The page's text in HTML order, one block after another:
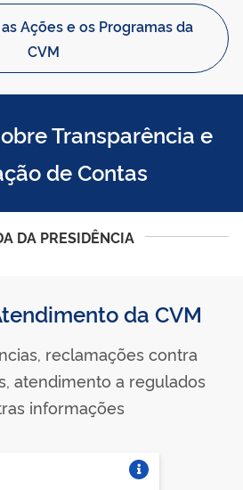
Ações e os Programas da
CVM
Transparência e
de Contas
DA PRESIDÊNCIA
da CVM
reclamações contra
atendimento a regulados
informações